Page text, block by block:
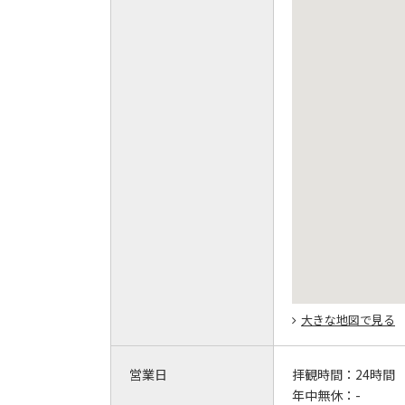
大きな地図で見る
営業日 拝観時間： 24時間
年中無休： -